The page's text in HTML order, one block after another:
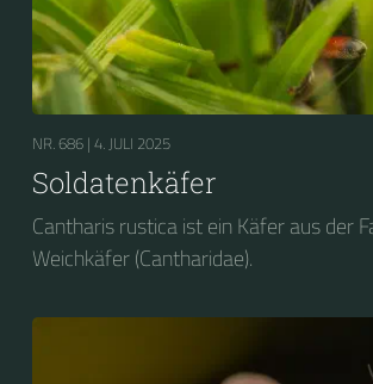
NR. 686 | 4. JULI 2025
Soldatenkäfer
Cantharis rustica ist ein Käfer aus der
Weichkäfer (Cantharidae).